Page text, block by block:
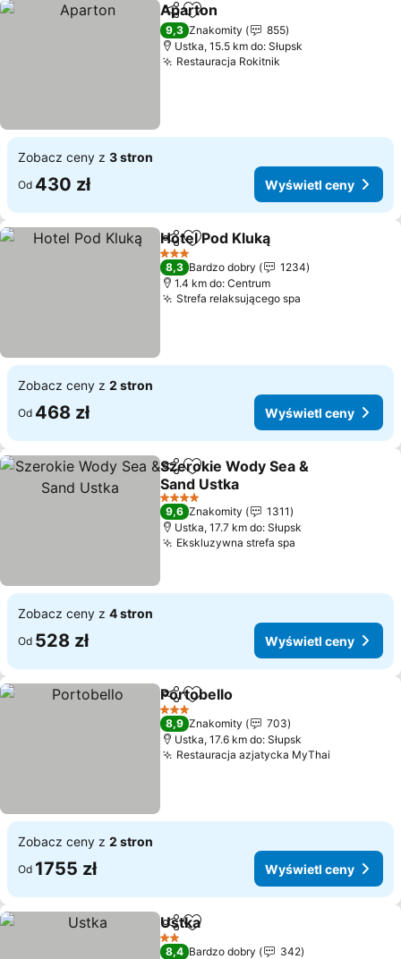
UdostępnijDodaj do ulubionych
Aparton
9,3 Znakomity
855
Ustka, 15.5 km do: Słupsk
Restauracja Rokitnik
Zobacz ceny z 3 stron
Od 430 zł Wyświetl ceny
Udostępnij
Dodaj do ulubionych
Hotel Pod Kluką
3 Kategoria
8,3 Bardzo dobry
1234
1.4 km do: Centrum
Strefa relaksującego spa
Zobacz ceny z 2 stron
Od 468 zł Wyświetl ceny
UdostępnijDodaj do ulubionych
Szerokie Wody Sea &
Sand Ustka
4 Kategoria
9,6 Znakomity
1311
Ustka, 17.7 km do: Słupsk
Ekskluzywna strefa spa
Zobacz ceny z 4 stron
Od 528 zł Wyświetl ceny
Udostępnij
Dodaj do ulubionych
Portobello
3 Kategoria
8,9 Znakomity
703
Ustka, 17.6 km do: Słupsk
Restauracja azjatycka MyThai
Zobacz ceny z 2 stron
Od 1755 zł Wyświetl ceny
UdostępnijDodaj do ulubionych
Ustka
2 Kategoria
8,4 Bardzo dobry
342